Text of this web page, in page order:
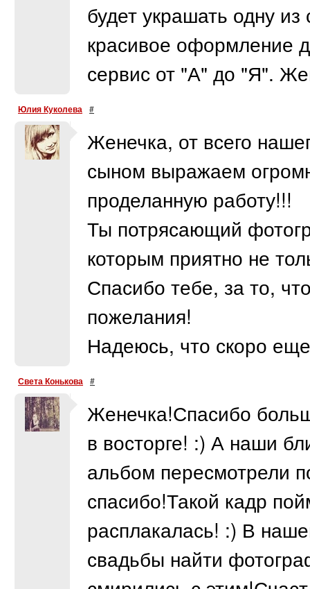
будет украшать одну
красивое оформление
сервис от "А" до "Я".
Юлия Куколева #
Женечка, от всего
сыном выражаем
проделанную работу!!!
Ты потрясающий
которым приятно не
Спасибо тебе, за то,
пожелания!
Надеюсь, что скоро
Света Конькова #
Женечка!Спасибо
в восторге! :) А наши
альбом пересмотрели
спасибо!Такой кадр
расплакалась! :) В
свадьбы найти